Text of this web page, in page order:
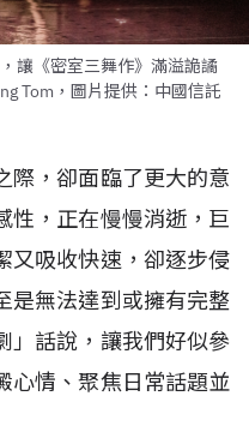
讓《密室三舞作》滿溢詭譎
Tom，圖片提供：中國信託
際，卻面臨了更大的意
性，正在慢慢消逝，巨
又吸收快速，卻逐步侵
是無法達到或擁有完整
」話說，讓我們好似參
心情、聚焦日常話題並